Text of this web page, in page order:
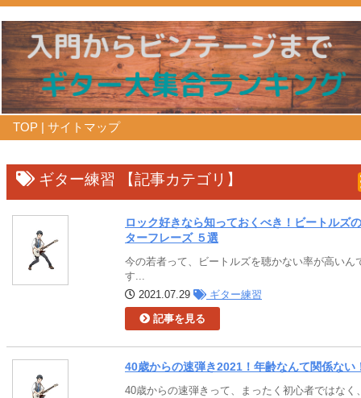
TOP | サイトマップ
ギター練習 【記事カテゴリ】
ロック好きなら知っておくべき！ビートルズ
ターフレーズ ５選
今の若者って、ビートルズを聴かない率が高いん
す...
2021.07.29
ギター練習
記事を見る
40歳からの速弾き2021！年齢なんて関係ない
40歳からの速弾きって、まったく初心者ではなく